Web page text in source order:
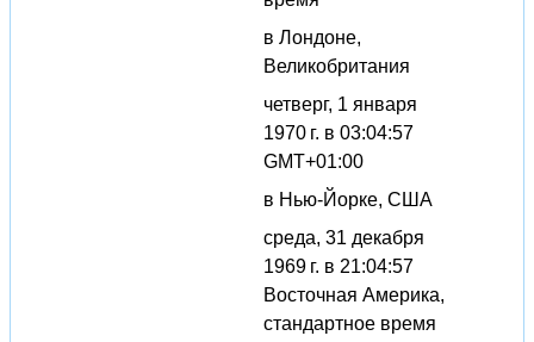
в Лондоне,
Великобритания
четверг, 1 января
1970 г. в 03:04:57
GMT+01:00
в Нью-Йорке, США
среда, 31 декабря
1969 г. в 21:04:57
Восточная Америка,
стандартное время